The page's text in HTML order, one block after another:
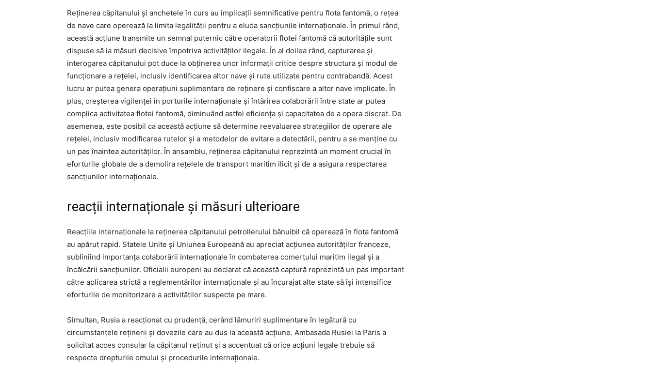
Reținerea căpitanului și anchetele în curs au implicații semnificative pentru flota fantomă, o rețea
de nave care operează la limita legalității pentru a eluda sancțiunile internaționale. În primul rând,
această acțiune transmite un semnal puternic către operatorii flotei fantomă că autoritățile sunt
dispuse să ia măsuri decisive împotriva activităților ilegale. În al doilea rând, capturarea și
interogarea căpitanului pot duce la obținerea unor informații critice despre structura și modul de
funcționare a rețelei, inclusiv identificarea altor nave și rute utilizate pentru contrabandă. Acest
lucru ar putea genera operațiuni suplimentare de reținere și confiscare a altor nave implicate. În
plus, creșterea vigilenței în porturile internaționale și întărirea colaborării între state ar putea
complica activitatea flotei fantomă, diminuând astfel eficiența și capacitatea de a opera discret. De
asemenea, este posibil ca această acțiune să determine reevaluarea strategiilor de operare ale
rețelei, inclusiv modificarea rutelor și a metodelor de evitare a detectării, pentru a se menține cu
un pas înaintea autorităților. În ansamblu, reținerea căpitanului reprezintă un moment crucial în
eforturile globale de a demolira rețelele de transport maritim ilicit și de a asigura respectarea
sancțiunilor internaționale.
reacții internaționale și măsuri ulterioare
Reacțiile internaționale la reținerea căpitanului petrolierului bănuibil că operează în flota fantomă
au apărut rapid. Statele Unite și Uniunea Europeană au apreciat acțiunea autorităților franceze,
subliniind importanța colaborării internaționale în combaterea comerțului maritim ilegal și a
încălcării sancțiunilor. Oficialii europeni au declarat că această captură reprezintă un pas important
către aplicarea strictă a reglementărilor internaționale și au încurajat alte state să își intensifice
eforturile de monitorizare a activităților suspecte pe mare.
Simultan, Rusia a reacționat cu prudență, cerând lămuriri suplimentare în legătură cu
circumstanțele reținerii și dovezile care au dus la această acțiune. Ambasada Rusiei la Paris a
solicitat acces consular la căpitanul reținut și a accentuat că orice acțiuni legale trebuie să
respecte drepturile omului și procedurile internaționale.